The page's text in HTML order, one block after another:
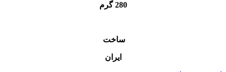
280 گرم
ساخت
ایران